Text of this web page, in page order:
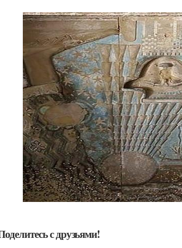
с друзьями!